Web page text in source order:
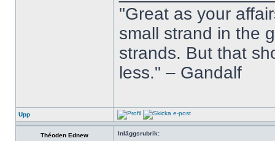
"Great as your
small strand in the
strands. But that
less." – Gandalf
Upp
Théoden Ednew Inläggsrubrik: